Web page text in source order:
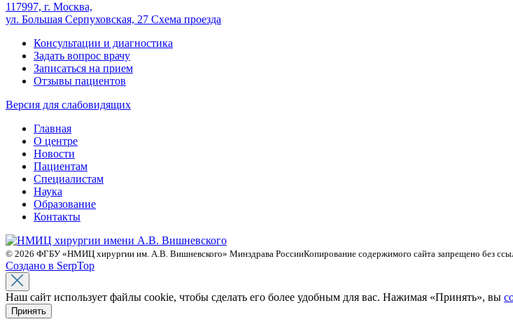
117997, г. Москва,
ул. Большая Серпуховская, 27 Схема проезда
Консультации и диагностика
Задать вопрос врачу
Записаться на прием
Отзывы пациентов
Версия для слабовидящих
Главная
О центре
Новости
Пациентам
Специалистам
Наука
Образование
Контакты
© 2026 ФГБУ «НМИЦ хирургии им. А.В. Вишневского» Минздрава РоссииКопирование содержимого сайта запрещено без
Создано в SerpTop
Наш сайт использует файлы cookie, чтобы сделать его более удобным для вас. Нажимая «Принять», вы
Принять